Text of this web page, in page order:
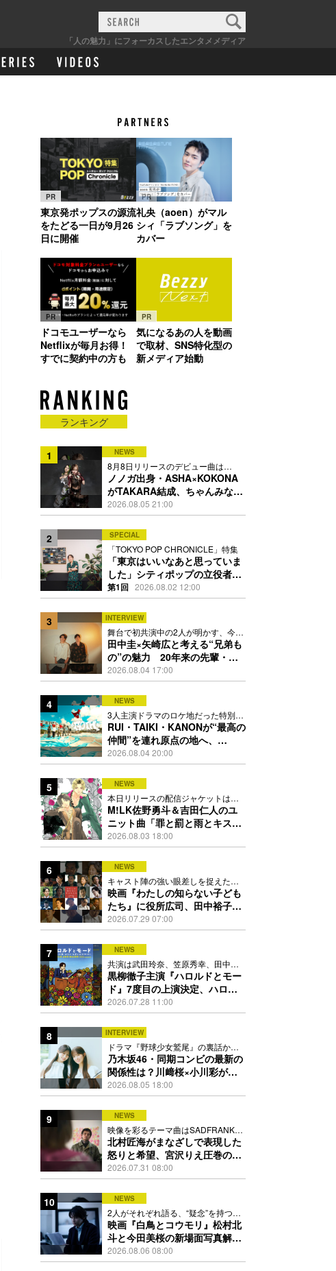
「人の魅力」にフォーカスしたエンタメメディア
PR
東京発ポップスの源流
をたどる一日が9月26
日に開催
PR
礼央（aoen）がマル
シィ「ラブソング」を
カバー
PR
ドコモユーザーなら
Netflixが毎月お得！
すでに契約中の方も
PR
気になるあの人を動画
で取材、SNS特化型の
新メディア始動
ランキング
1 NEWS
8月8日リリースのデビュー曲は
「Time is money」
ノノガ出身・ASHA×KOKONA
がTAKARA結成、ちゃんみな主
宰レーベル第2弾アーティスト
に
2026.08.05 21:00
2 SPECIAL
「TOKYO POP CHRONICLE」特集
「東京はいいなあと思っていま
した」シティポップの立役者・
伊藤銀次の名曲回想録
第1回 2026.08.02 12:00
3 INTERVIEW
舞台で初共演中の2人が明かす、今の
自分をつくる恩人の存在
田中圭×矢崎広と考える“兄弟も
の”の魅力 20年来の先輩・後
輩が初めて見つけた互いの共通
点とは
2026.08.04 17:00
4 NEWS
3人主演ドラマのロケ地だった特別な
場所で撮影を敢行
RUI・TAIKI・KANONが“最高の
仲間”を連れ原点の地へ、
STARGLOW「GOTH」ダンス
映像公開
2026.08.04 20:00
5 NEWS
本日リリースの配信ジャケットは
PEACH-PITが描き下ろし
M!LK佐野勇斗＆吉田仁人のユ
ニット曲「罪と罰と雨とキス」
MV公開、2人が霧雨と共に舞い
踊る
2026.08.03 18:00
6 NEWS
キャスト陣の強い眼差しを捉えたポ
スター、本予告も解禁
映画『わたしの知らない子ども
たち』に役所広司、田中裕子、
岡田准一、吉田羊、坂東龍汰ら
13人
2026.07.29 07:00
7 NEWS
共演は武田玲奈、笠原秀幸、田中要
次、井川遥
黒柳徹子主演『ハロルドとモー
ド』7度目の上演決定、ハロル
ド役はKEY TO LIT岩﨑大昇
2026.07.28 11:00
8 INTERVIEW
ドラマ『野球少女鷲尾』の裏話から
隠れた素顔にたっぷり迫る
乃木坂46・同期コンビの最新の
関係性は？川﨑桜×小川彩が明
かす互いの推しポイント
2026.08.05 18:00
9 NEWS
映像を彩るテーマ曲はSADFRANKが
歌う「愛の讃歌」カバー
北村匠海がまなざしで表現した
怒りと希望、宮沢りえ圧巻の演
技が光る『しびれ』90秒予告解
禁
2026.07.31 08:00
10 NEWS
2人がそれぞれ語る、“疑念”を持つこ
との苦しさとは
映画『白鳥とコウモリ』松村北
斗と今田美桜の新場面写真解
禁、事件前後で一変する表情捉
えた全4点
2026.08.06 08:00